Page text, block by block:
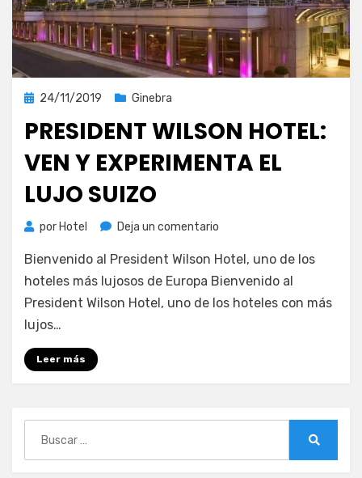
Publicada
24/11/2019 Ginebra
PRESIDENT WILSON HOTEL:
VEN Y EXPERIMENTA EL
LUJO SUIZO
por Hotel Deja un comentario
Wilson
Hotel:
Ven
Bienvenido al President Wilson Hotel, uno de los
hoteles más lujosos de Europa Bienvenido al
President Wilson Hotel, uno de los hoteles con más
lujos…
Leer más